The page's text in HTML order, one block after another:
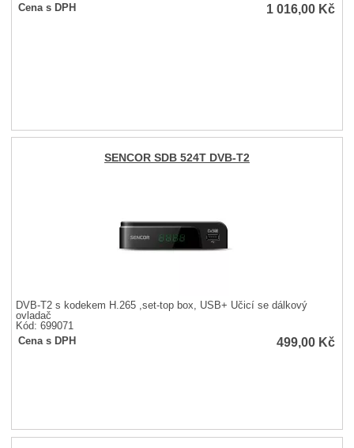
Cena s DPH
1 016,00 Kč
SENCOR SDB 524T DVB-T2
DVB-T2 s kodekem H.265 ,set-top box, USB+ Učicí se dálkový
ovladač
Kód: 699071
Cena s DPH
499,00 Kč